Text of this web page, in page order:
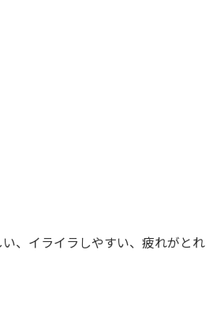
、イライラしやすい、疲れがとれ